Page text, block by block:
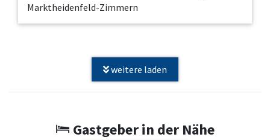
Marktheidenfeld-Zimmern
weitere laden
Gastgeber in der Nähe